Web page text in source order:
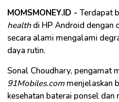
MOMSMONEY.ID - Terdapat
health di HP Android dengan
secara alami mengalami
daya rutin.
Sonal Choudhary, pengamat
91Mobiles.com menjelaskan
kesehatan baterai ponsel dan